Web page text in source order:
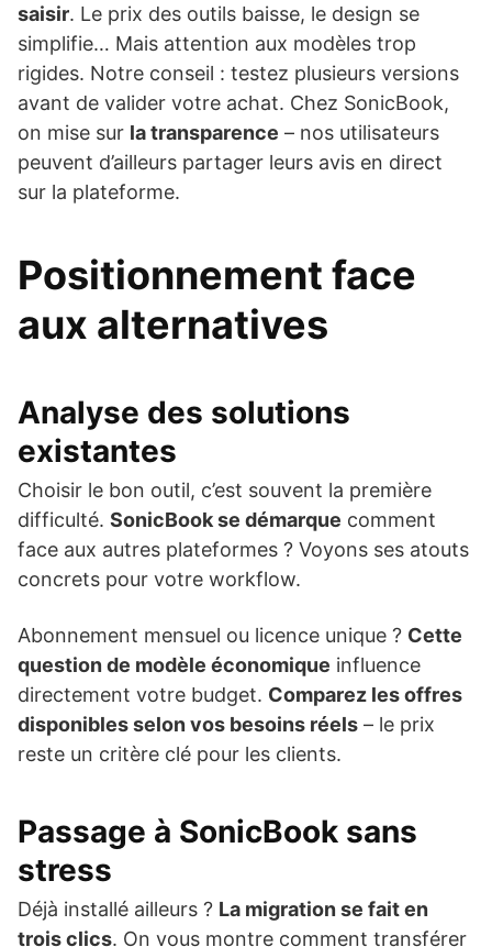
saisir. Le prix des outils baisse, le design se
simplifie… Mais attention aux modèles trop
rigides. Notre conseil : testez plusieurs versions
avant de valider votre achat. Chez SonicBook,
on mise sur la transparence – nos utilisateurs
peuvent d’ailleurs partager leurs avis en direct
sur la plateforme.
Positionnement face
aux alternatives
Analyse des solutions
existantes
Choisir le bon outil, c’est souvent la première
difficulté. SonicBook se démarque comment
face aux autres plateformes ? Voyons ses atouts
concrets pour votre workflow.
Abonnement mensuel ou licence unique ? Cette
question de modèle économique influence
directement votre budget. Comparez les offres
disponibles selon vos besoins réels – le prix
reste un critère clé pour les clients.
Passage à SonicBook sans
stress
Déjà installé ailleurs ? La migration se fait en
trois clics. On vous montre comment transférer